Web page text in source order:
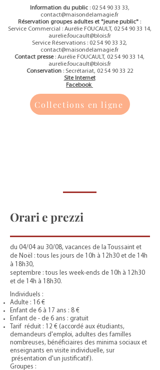
Information du public: 02 54 90 33 33,
contact@maisondelamagie.fr
Réservation groupes adultes et "jeune public" :
Service Commercial : Aurélie FOUCAULT, 02 54 90 33 14,
aurelie.foucault@blois.fr
Service Réservations : 02 54 90 33 32,
contact@maisondelamagie.fr
Contact presse: Aurélie FOUCAULT, 02 54 90 33 14,
aurelie.foucault@blois.fr
Conservation : Secrétariat, 02 54 90 33 22
Site Internet
Facebook
Collections en ligne
Orari e prezzi
du 04/04 au 30/08, vacances de la Toussaint et
de Noël : tous les jours de 10h à 12h30 et de 14h
à 18h30,
septembre : tous les week-ends de 10h à 12h30
et de 14h à 18h30.
Individuels :
Adulte : 16 €
Enfant de 6 à 17 ans : 8 €
Enfant de - de 6 ans : gratuit
Tarif réduit : 12 € (accordé aux étudiants,
demandeurs d'emploi, adultes des familles
nombreuses, bénéficiaires des minima sociaux et
enseignants en visite individuelle, sur
présentation d'un justificatif).
Groupes :